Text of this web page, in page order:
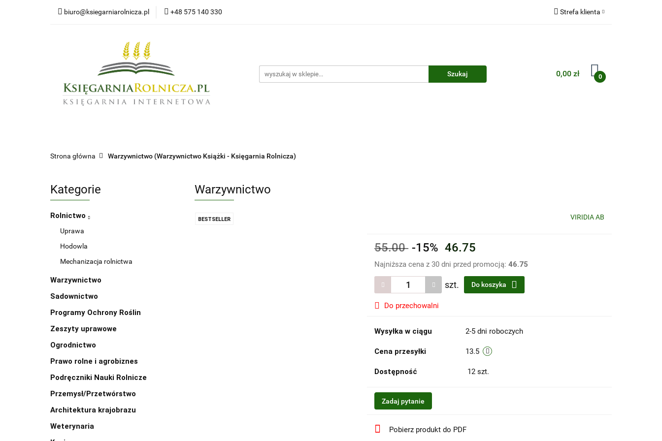
biuro@ksiegarniarolnicza.pl +48 575 140 330 Strefa klienta
Dodaj zgłoszenie
Zgody cookies
0,00 zł 0
Strona główna Warzywnictwo (Warzywnictwo Książki - Księgarnia Rolnicza)
Kategorie
Rolnictwo
Uprawa
Hodowla
Mechanizacja rolnictwa
Warzywnictwo
Sadownictwo
Programy Ochrony Roślin
Zeszyty uprawowe
Ogrodnictwo
Prawo rolne i agrobiznes
Podręczniki Nauki Rolnicze
Przemysł/Przetwórstwo
Architektura krajobrazu
Weterynaria
Warzywnictwo
BESTSELLER VIRIDIA AB
55.00 -15% 46.75
Najniższa cena z 30 dni przed promocją:46.75
szt. Do koszyka
Do przechowalni
Wysyłka w ciągu 2-5 dni roboczych
Cena przesyłki 13.5
Dostępność 12 szt.
Zadaj pytanie
Pobierz produkt do PDF